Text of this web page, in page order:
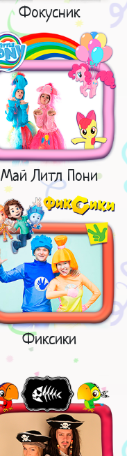
Фокусник
Май Литл Пони
Фиксики